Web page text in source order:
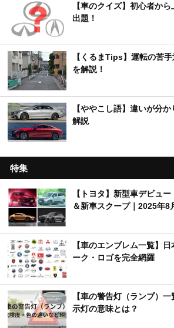
【車のクイズ】初心者か
出題！
【くるまTips】運転の苦
を解説！
【ややこし語】違いが分
解説
特集
【トヨタ】新型車デビュ
＆新車スクープ｜2025年8
【車のエンブレム一覧】
ーク・ロゴを完全網羅
【車の警告灯（ランプ）
示灯の意味とは？